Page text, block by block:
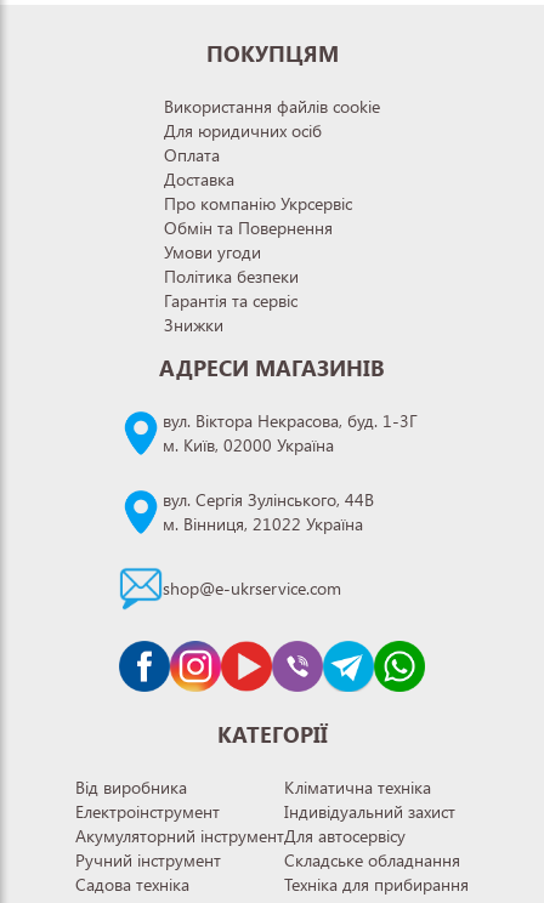
ПОКУПЦЯМ
Використання файлів cookie
Для юридичних осіб
Оплата
Доставка
Про компанію Укрсервіс
Обмін та Повернення
Умови угоди
Політика безпеки
Гарантія та сервіс
Знижки
АДРЕСИ МАГАЗИНІВ
вул. Віктора Некрасова, буд. 1-3Г
м. Київ, 02000 Україна
вул. Сергія Зулінського, 44В
м. Вінниця, 21022 Україна
shop@e-ukrservice.com
КАТЕГОРІЇ
Від виробника
Електроінструмент
Акумуляторний інструмент
Ручний інструмент
Садова техніка
Кліматична техніка
Індивідуальний захист
Для автосервісу
Складське обладнання
Техніка для прибирання